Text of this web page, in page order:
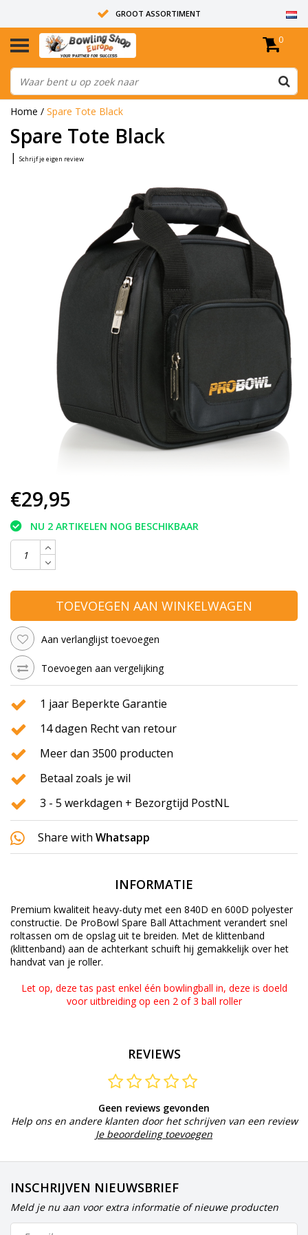
GROOT ASSORTIMENT
14 DAGEN RETOUR RECHT
ALLE BOWLINGBALLEN ZIJN ONGEBOORD
0
Home / Spare Tote Black
Spare Tote Black
| Schrijf je eigen review
€29,95
NU 2 ARTIKELEN NOG BESCHIKBAAR
TOEVOEGEN AAN WINKELWAGEN
Aan verlanglijst toevoegen
Toevoegen aan vergelijking
1 jaar Beperkte Garantie
14 dagen Recht van retour
Meer dan 3500 producten
Betaal zoals je wil
3 - 5 werkdagen + Bezorgtijd PostNL
Share with Whatsapp
INFORMATIE
Premium kwaliteit heavy-duty met een 840D en 600D polyester
constructie. De ProBowl Spare Ball Attachment verandert snel
roltassen om de opslag uit te breiden. Met de klittenband
(klittenband) aan de achterkant schuift hij gemakkelijk over het
handvat van je roller.
Let op, deze tas past enkel één bowlingball in, deze is doeld
voor uitbreiding op een 2 of 3 ball roller
REVIEWS
Geen reviews gevonden
Help ons en andere klanten door het schrijven van een review
Je beoordeling toevoegen
INSCHRIJVEN NIEUWSBRIEF
Meld je nu aan voor extra informatie of nieuwe producten